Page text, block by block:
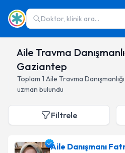
Doktor, klinik ara...
Aile Travma
Gaziantep
Toplam 1 Aile Travma Danışmanlığı
uzman bulundu
Filtrele
Aile Danışmanı